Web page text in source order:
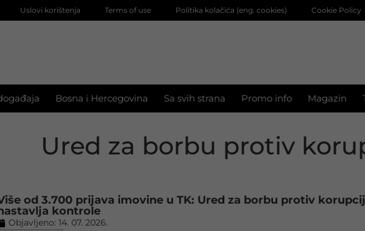
Uslovi korištenja Terms of use Politika kolačića (eng. cookies) Cookie Policy
Bosna i Hercegovina Sa svih strana Promo info Magazin
Ured za borbu protiv
od 3.700 prijava imovine u TK: Ured za borbu protiv
kontrole
Objavljeno:14. 07. 2026.